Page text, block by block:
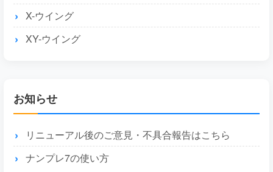
X-ウイング
XY-ウイング
お知らせ
リニューアル後のご意見・不具合報告はこちら
ナンプレ7の使い方